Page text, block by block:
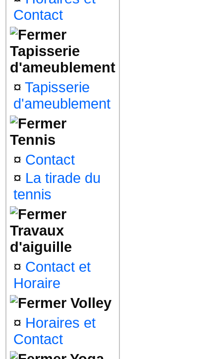
Contact
Tapisserie
d'ameublement
¤ Tapisserie
d'ameublement
Tennis
¤ Contact
¤ La tirade du
tennis
Travaux
d'aiguille
¤ Contact et
Horaire
Volley
¤ Horaires et
Contact